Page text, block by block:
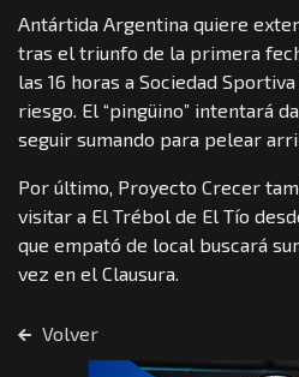
Antártida Argentina quiere
tras el triunfo de la primera
las 16 horas a Sociedad
riesgo. El “pingüino” intentará
seguir sumando para pelear
Por último, Proyecto Crecer
visitar a El Trébol de El Tío
que empató de local buscará
vez en el Clausura.
Volver